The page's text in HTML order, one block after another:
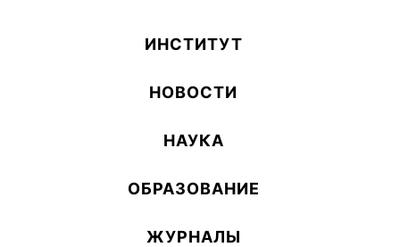
ИН­СТИ­ТУТ
НОВОСТИ
НАУКА
ОБ­РА­ЗОВА­НИЕ
ЖУРНАЛЫ